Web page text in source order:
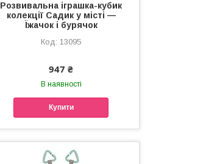
Розвивальна іграшка-кубик
колекції Садик у місті —
Їжачок і бурячок
13095
947 ₴
В наявності
Купити